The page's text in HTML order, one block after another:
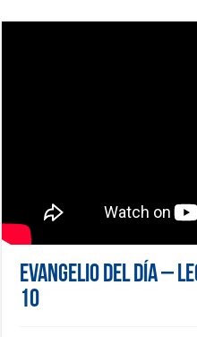
Evangelio del día –
10